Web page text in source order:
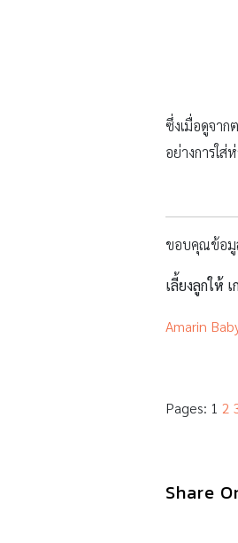
ซึ่งเมื่อดูจา
อย่างการใ
ขอบคุณข้อมู
เลี้ยงลูกให้
Amarin
Pages: 1 2
Share